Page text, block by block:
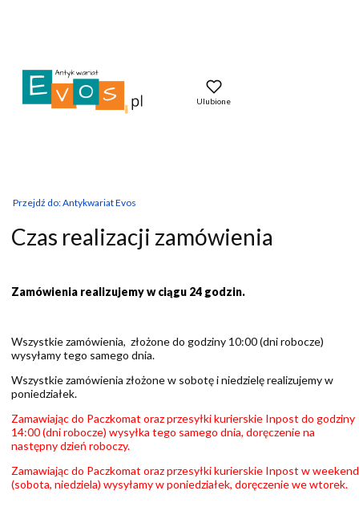
Ulubione
Przejdź do:Antykwariat Evos
Czas realizacji zamówienia
Zamówienia realizujemy w ciągu 24 godzin.
Wszystkie zamówienia, złożone do godziny 10:00 (dni robocze)
wysyłamy tego samego dnia.
Wszystkie zamówienia złożone w sobotę i niedzielę realizujemy w
poniedziałek.
Zamawiając do Paczkomat oraz przesyłki kurierskie Inpost do godziny
14:00 (dni robocze) wysyłka tego samego dnia, doręczenie na
następny dzień roboczy.
Zamawiając do Paczkomat oraz przesyłki kurierskie Inpost w weekend
(sobota, niedziela) wysyłamy w poniedziałek, doręczenie we wtorek.